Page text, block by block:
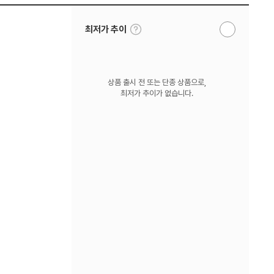
최저가 추이
툴
팁
알
상품 출시 전 또는 단종 상품으로,
최저가 추이가 없습니다.